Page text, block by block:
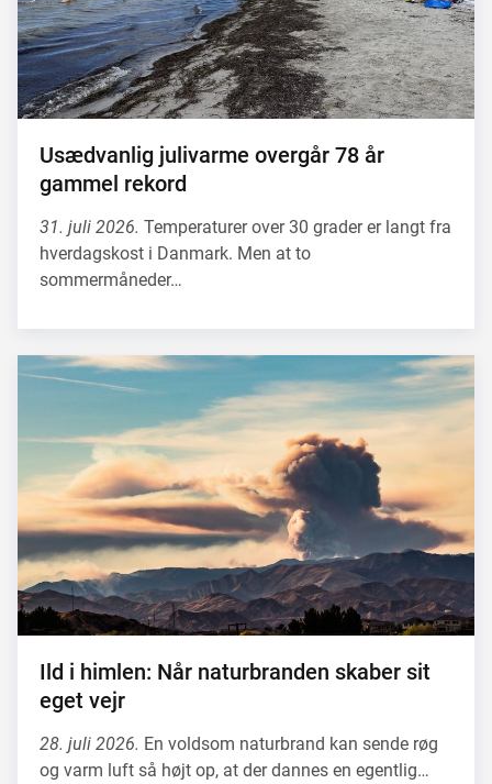
Usædvanlig julivarme overgår 78 år
gammel rekord
31. juli 2026. Temperaturer over 30 grader er langt fra
hverdagskost i Danmark. Men at to
sommermåneder…
Ild i himlen: Når naturbranden skaber sit
eget vejr
28. juli 2026. En voldsom naturbrand kan sende røg
og varm luft så højt op, at der dannes en egentlig…